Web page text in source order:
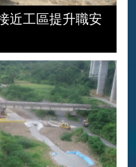
近工區提升職安